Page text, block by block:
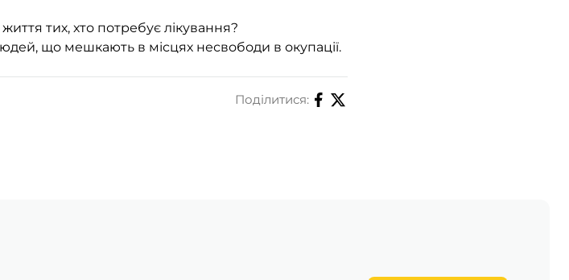
тих, хто потребує лікування?
що мешкають в місцях несвободи в окупації.
Поділитися: